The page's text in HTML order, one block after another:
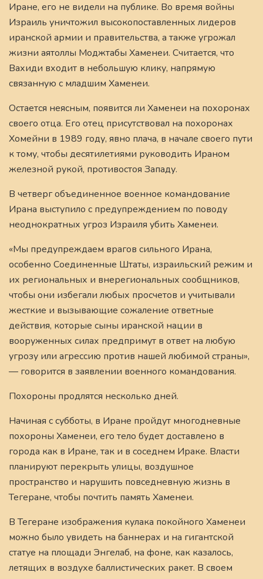
Иране, его не видели на публике. Во время войны
Израиль уничтожил высокопоставленных лидеров
иранской армии и правительства, а также угрожал
жизни аятоллы Моджтабы Хаменеи. Считается, что
Вахиди входит в небольшую клику, напрямую
связанную с младшим Хаменеи.
Остается неясным, появится ли Хаменеи на похоронах
своего отца. Его отец присутствовал на похоронах
Хомейни в 1989 году, явно плача, в начале своего пути
к тому, чтобы десятилетиями руководить Ираном
железной рукой, противостоя Западу.
В четверг объединенное военное командование
Ирана выступило с предупреждением по поводу
неоднократных угроз Израиля убить Хаменеи.
«Мы предупреждаем врагов сильного Ирана,
особенно Соединенные Штаты, израильский режим и
их региональных и внерегиональных сообщников,
чтобы они избегали любых просчетов и учитывали
жесткие и вызывающие сожаление ответные
действия, которые сыны иранской нации в
вооруженных силах предпримут в ответ на любую
угрозу или агрессию против нашей любимой страны»,
— говорится в заявлении военного командования.
Похороны продлятся несколько дней.
Начиная с субботы, в Иране пройдут многодневные
похороны Хаменеи, его тело будет доставлено в
города как в Иране, так и в соседнем Ираке. Власти
планируют перекрыть улицы, воздушное
пространство и нарушить повседневную жизнь в
Тегеране, чтобы почтить память Хаменеи.
В Тегеране изображения кулака покойного Хаменеи
можно было увидеть на баннерах и на гигантской
статуе на площади Энгелаб, на фоне, как казалось,
летящих в воздухе баллистических ракет. В своем